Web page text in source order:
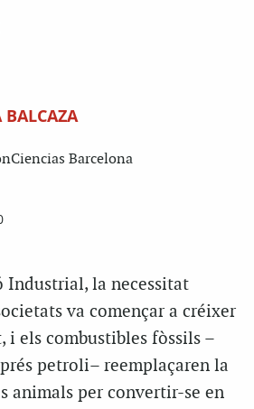
BALCAZA
Barcelona
Industrial, la necessitat
va començar a créixer
i els combustibles fòssils –
petroli– reemplaçaren la
animals per convertir-se en